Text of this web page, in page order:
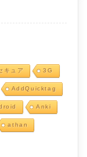
キュア 3G
AddQuicktag
Anki
athan